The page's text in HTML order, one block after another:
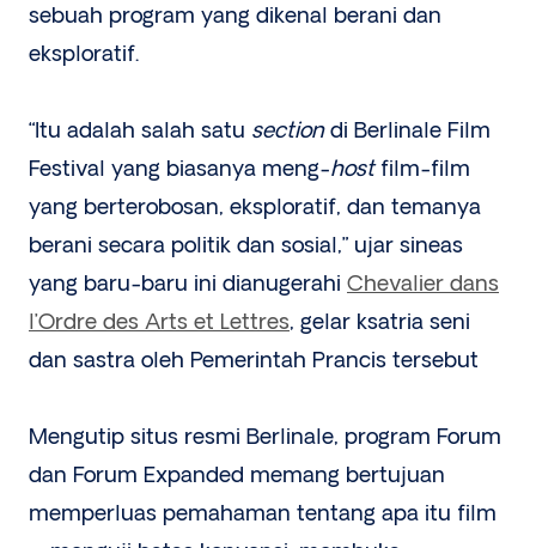
sebuah program yang dikenal berani dan
eksploratif.
“Itu adalah salah satu sectiondi Berlinale Film
Festival yang biasanya meng-hostfilm-film
yang berterobosan, eksploratif, dan temanya
berani secara politik dan sosial,” ujar sineas
yang baru-baru ini dianugerahi Chevalier dans
l’Ordre des Arts et Lettres, gelar ksatria seni
dan sastra oleh Pemerintah Prancis tersebut
Mengutip situs resmi Berlinale, program Forum
dan Forum Expanded memang bertujuan
memperluas pemahaman tentang apa itu film